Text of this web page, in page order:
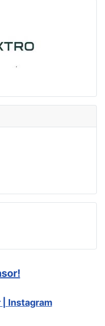
Instagram